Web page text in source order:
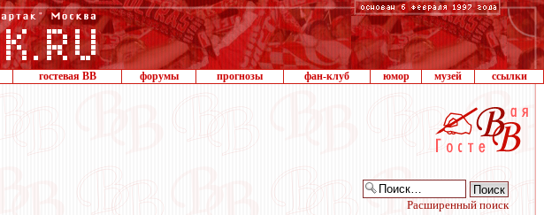
гостевая ВВ форумы прогнозы фан-клуб юмор музей ссылки
Расширенный поиск